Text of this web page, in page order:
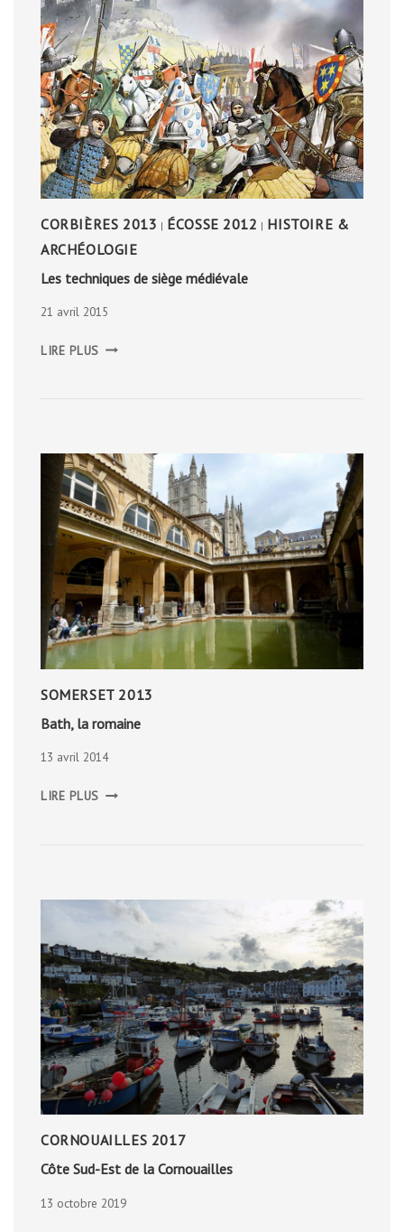
CORBIÈRES 2013 | ÉCOSSE 2012 | HISTOIRE &
ARCHÉOLOGIE
Les techniques de siège médiévale
21 avril 2015
LIRE PLUS TECHNIQUES
SOMERSET 2013
Bath, la romaine
13 avril 2014
LIRE PLUS
CORNOUAILLES 2017
Côte Sud-Est de la Cornouailles
13 octobre 2019